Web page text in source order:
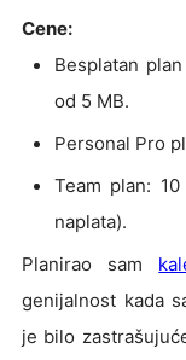
Cene:
Besplatan
od 5 MB.
Personal Pro
Team plan:
naplata).
Planirao sam
genijalnost kada
je bilo